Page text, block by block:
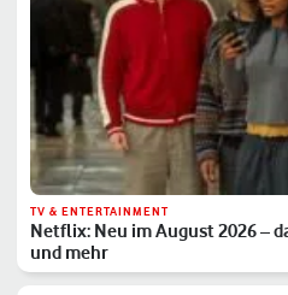
TV & ENTERTAINMENT
Netflix: Neu im August 2026 –
und mehr